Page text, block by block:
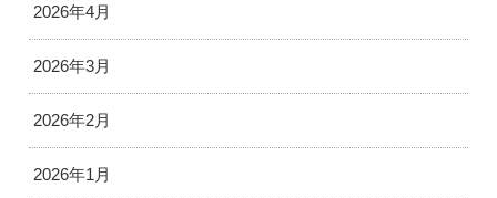
2026年4月
2026年3月
2026年2月
2026年1月